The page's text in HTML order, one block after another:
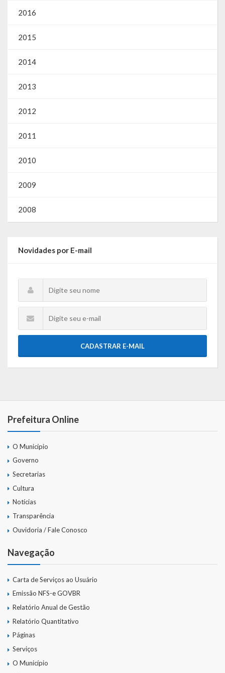
2016
2015
2014
2013
2012
2011
2010
2009
2008
Novidades por E-mail
CADASTRAR E-MAIL
Prefeitura Online
O Município
Governo
Secretarias
Cultura
Notícias
Transparência
Ouvidoria / Fale Conosco
Navegação
Carta de Serviços ao Usuário
Emissão NFS-e GOVBR
Relatório Anual de Gestão
Relatório Quantitativo
Páginas
Serviços
O Município